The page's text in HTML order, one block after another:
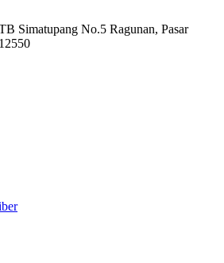
Simatupang No.5 Ragunan, Pasar